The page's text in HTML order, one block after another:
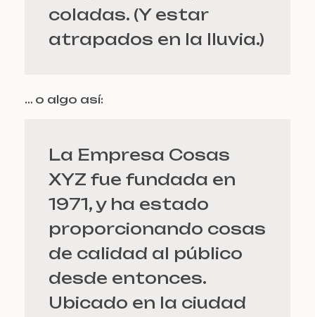
coladas. (Y estar
atrapados en la lluvia.)
… o algo así:
La Empresa Cosas
XYZ fue fundada en
1971, y ha estado
proporcionando cosas
de calidad al público
desde entonces.
Ubicado en la ciudad